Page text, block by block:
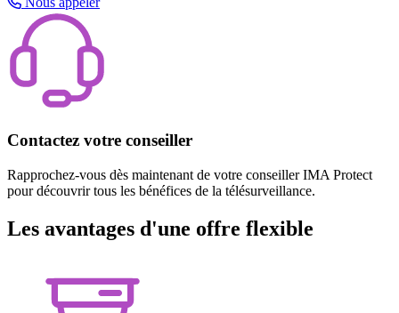
Contactez votre conseiller
Rapprochez-vous dès maintenant de votre conseiller IMA Protect
pour découvrir tous les bénéfices de la télésurveillance.
Les avantages d'une offre flexible